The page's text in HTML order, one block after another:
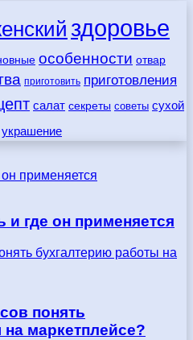
здоровье
особенности отвар
приготовить приготовления
салат секреты советы сухой
украшение
он применяется
и где он применяется
бухгалтерию работы на
понять
маркетплейсе?